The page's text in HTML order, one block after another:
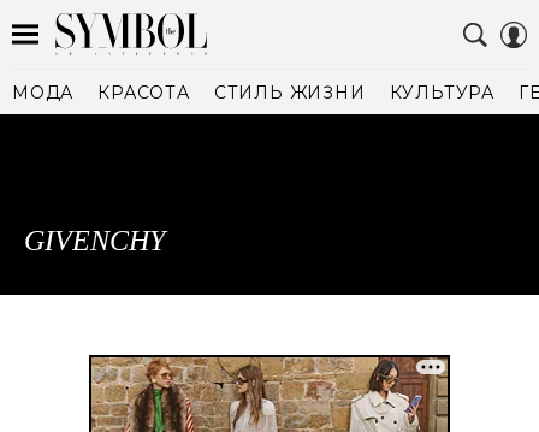
МОДА КРАСОТА СТИЛЬ ЖИЗНИ КУЛЬТУРА
GIVENCHY